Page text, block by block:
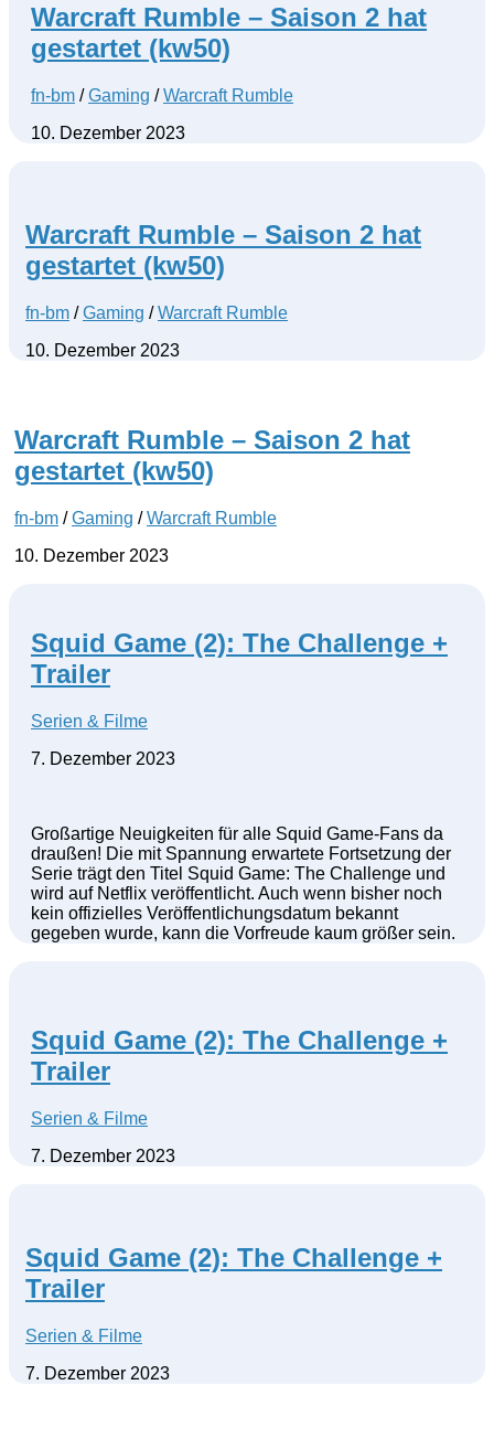
Warcraft Rumble – Saison 2 hat
gestartet (kw50)
fn-bm /Gaming /Warcraft Rumble
10. Dezember 2023
Warcraft Rumble – Saison 2 hat
gestartet (kw50)
fn-bm /Gaming /Warcraft Rumble
10. Dezember 2023
Warcraft Rumble – Saison 2 hat
gestartet (kw50)
fn-bm /Gaming /Warcraft Rumble
10. Dezember 2023
Squid Game (2): The Challenge +
Trailer
Serien & Filme
7. Dezember 2023
Großartige Neuigkeiten für alle Squid Game-Fans da
draußen! Die mit Spannung erwartete Fortsetzung der
Serie trägt den Titel Squid Game: The Challenge und
wird auf Netflix veröffentlicht. Auch wenn bisher noch
kein offizielles Veröffentlichungsdatum bekannt
gegeben wurde, kann die Vorfreude kaum größer sein.
Squid Game (2): The Challenge +
Trailer
Serien & Filme
7. Dezember 2023
Squid Game (2): The Challenge +
Trailer
Serien & Filme
7. Dezember 2023